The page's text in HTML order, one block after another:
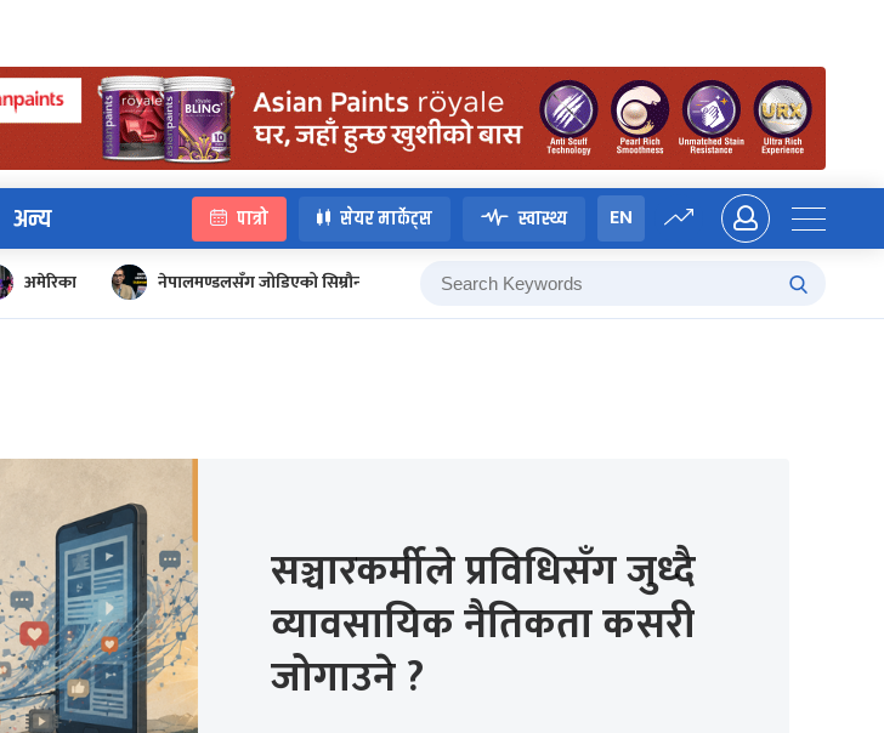
अन्य पात्रो सेयर मार्केट्स स्वास्थ्य EN
अमेरिका नेपालमण्डलसँग जोडिएको सिम्रौनगढको इतिहास
सञ्चारकर्मीले प्रविधिसँग जुध्दै
व्यावसायिक नैतिकता कसरी
जोगाउने ?